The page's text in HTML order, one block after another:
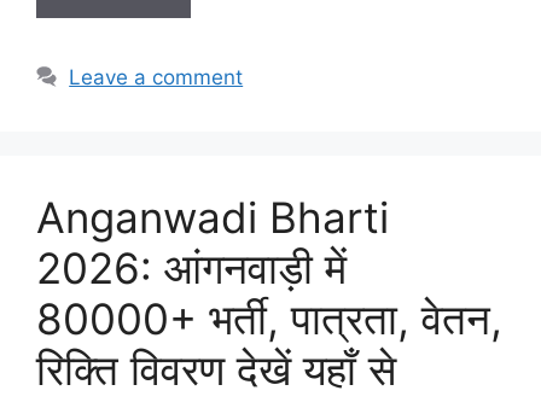
Leave a comment
Anganwadi Bharti
2026: आंगनवाड़ी में
80000+ भर्ती, पात्रता, वेतन,
रिक्ति विवरण देखें यहाँ से